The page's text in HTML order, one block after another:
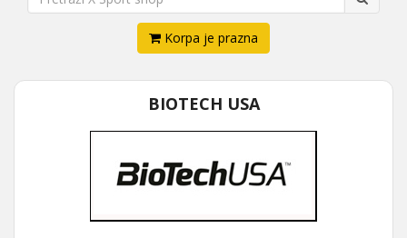
Korpa je prazna
BIOTECH USA